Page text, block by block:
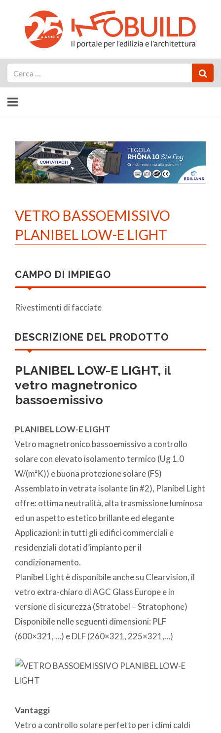
VETRO BASSOEMISSIVO
PLANIBEL LOW-E LIGHT
CAMPO DI IMPIEGO
Rivestimenti di facciate
DESCRIZIONE DEL PRODOTTO
PLANIBEL LOW-E LIGHT, il
vetro magnetronico
bassoemissivo
PLANIBEL LOW-E LIGHT
Vetro magnetronico bassoemissivo a controllo
solare con elevato isolamento termico (Ug 1.0
W/(m²K)) e buona protezione solare (FS)
Assemblato in vetrata isolante (in #2), Planibel Light
offre: ottima neutralità, alta trasmissione luminosa
ed un aspetto estetico brillante ed elegante
Applicazioni: in tutti gli edifici commerciali e
residenziali dotati d’impianto per il
condizionamento.
Planibel Light è disponibile anche su Clearvision, il
vetro extra-chiaro di AGC Glass Europe e in
versione di sicurezza (Stratobel – Stratophone)
Disponibile nelle seguenti dimensioni: PLF
(600×321, …) e DLF (260×321, 225×321,…)
Vantaggi
Vetro a controllo solare perfetto per i climi caldi